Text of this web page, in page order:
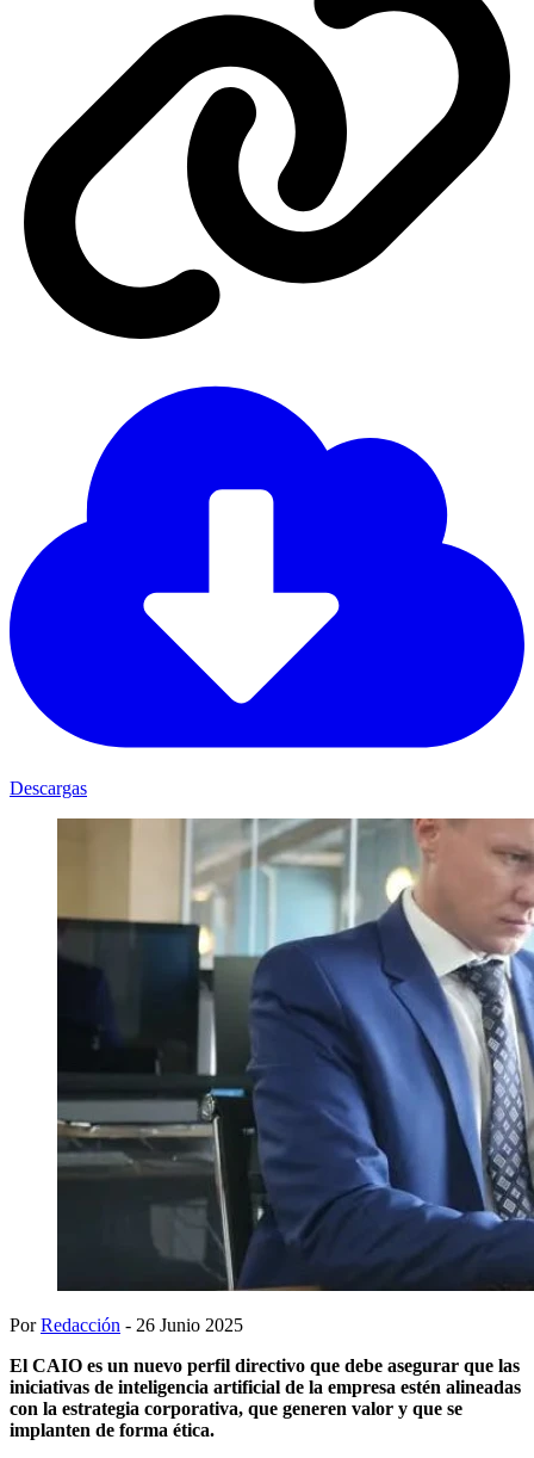
Descargas
PorRedacción - 26 Junio 2025
El CAIO es un nuevo perfil directivo que debe asegurar que las
iniciativas de inteligencia artificial de la empresa estén alineadas
con la estrategia corporativa, que generen valor y que se
implanten de forma ética.